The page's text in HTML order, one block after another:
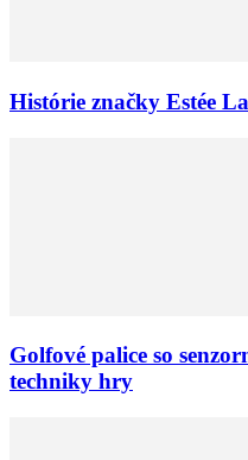
Histórie značky Estée
Golfové palice so
techniky hry